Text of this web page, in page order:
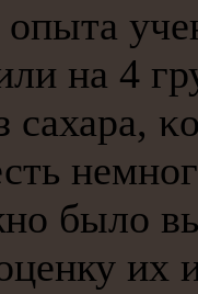
на 4
сахара,
было
их